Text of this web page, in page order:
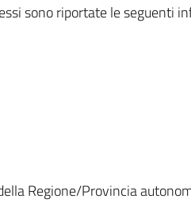
sono riportate le seguenti
Regione/Provincia